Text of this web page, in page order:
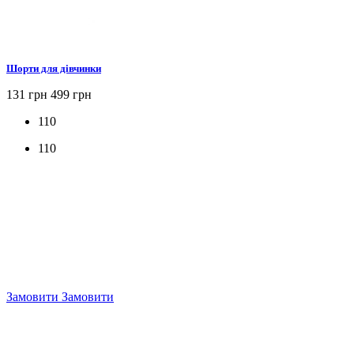
Шорти для дівчинки
131 грн 499 грн
110
110
Замовити Замовити